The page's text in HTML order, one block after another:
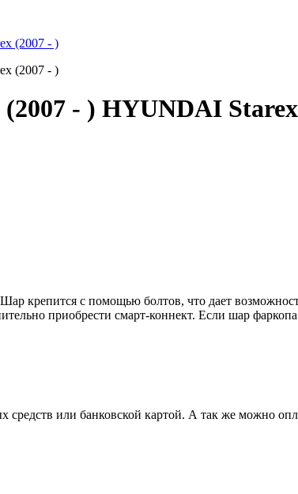
- ) HYUNDAI
крепится с помощью болтов, что дает
приобрести смарт-коннект. Если шар
или банковской картой. А так же можно